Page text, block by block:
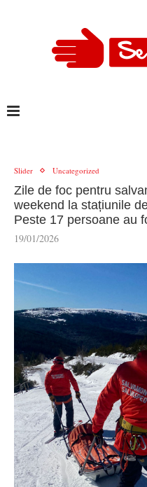
Slider Uncategorized
Zile de foc pentru
weekend la stațiunile
Peste 17 persoane au
19/01/2026